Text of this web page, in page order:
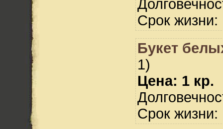
Срок жизни:
Букет
1)
Цена: 1 кр.
Срок жизни: